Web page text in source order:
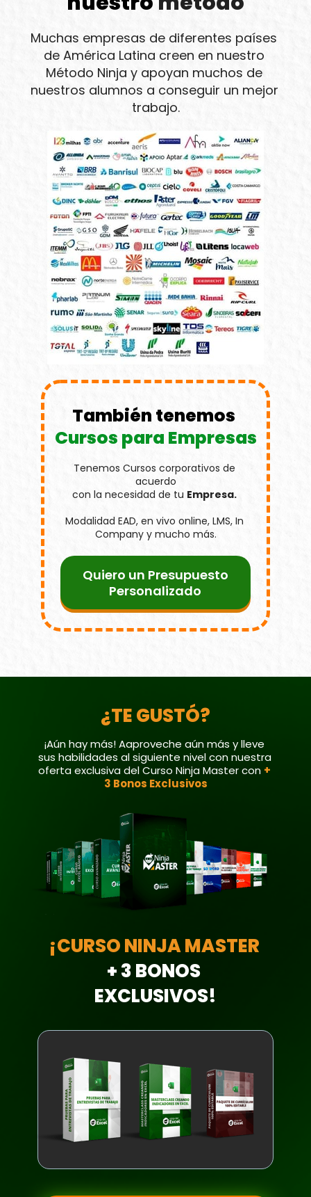
Muchas empresas de diferentes países
de América Latina creen en nuestro
Método Ninja y apoyan muchos de
nuestros alumnos a conseguir un mejor
trabajo.
También tenemos
Cursos para Empresas
Tenemos Cursos corporativos de
acuerdo
con la necesidad de tu Empresa.
Modalidad EAD, en vivo online, LMS, In
Company y mucho más.
Quiero un Presupuesto
Personalizado
¿TE GUSTÓ?
¡Aún hay más! Aaproveche aún más y lleve
sus habilidades al siguiente nivel con nuestra
oferta exclusiva del Curso Ninja Master con +
3 Bonos Exclusivos
+ 3 BONOS
EXCLUSIVOS!